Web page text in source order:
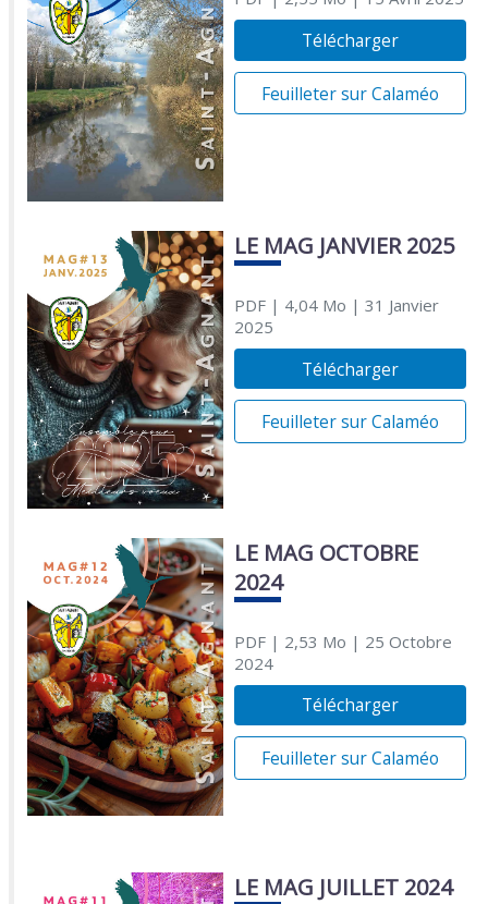
Télécharger
Feuilleter sur Calaméo
LE MAG JANVIER 2025
PDF| 4,04 Mo | 31 Janvier
2025
Télécharger
Feuilleter sur Calaméo
LE MAG OCTOBRE
2024
PDF| 2,53 Mo | 25 Octobre
2024
Télécharger
Feuilleter sur Calaméo
LE MAG JUILLET 2024